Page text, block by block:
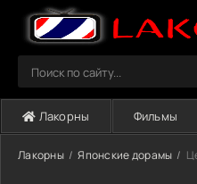
Лакорны Фильмы
Лакорны Японские дорамы